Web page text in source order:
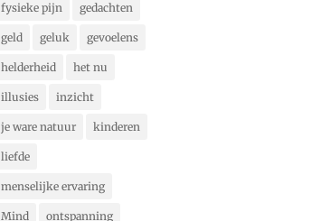
fysieke pijn gedachten
geld geluk gevoelens
helderheid het nu
illusies inzicht
je ware natuur kinderen
liefde
menselijke ervaring
Mind ontspanning